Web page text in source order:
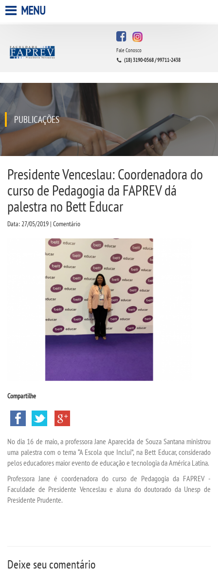
A FACULDADE
QUEM SOMOS
INFRAESTRUTURA
BIBLIOTECA
CPA
CPSA
PROUNI
BACHARELADOS
LICENCIATURAS
VESTIBULAR
INSCREVA-SE
SEGUNDA GRADUAÇÃO
MATRÍCULA
MENU
Fale Conosco
(18) 3190-0568 / 99711-2438
PUBLICAÇÕES
Presidente Venceslau: Coordenadora do
curso de Pedagogia da FAPREV dá
palestra no Bett Educar
Data: 27/05/2019 | Comentário
Compartilhe
No dia 16 de maio, a professora Jane Aparecida de Souza Santana ministrou
uma palestra com o tema “A Escola que Inclui”, na Bett Educar, considerado
pelos educadores maior evento de educação e tecnologia da América Latina.
Professora Jane é coordenadora do curso de Pedagogia da FAPREV -
Faculdade de Presidente Venceslau e aluna do doutorado da Unesp de
Presidente Prudente.
Deixe seu comentário